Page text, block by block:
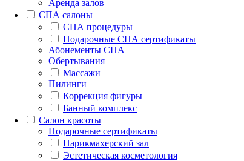
Аренда залов
СПА салоны
СПА процедуры
Подарочные СПА сертификаты
Абонементы СПА
Обертывания
Массажи
Пилинги
Коррекция фигуры
Банный комплекс
Салон красоты
Подарочные сертификаты
Парикмахерский зал
Эстетическая косметология